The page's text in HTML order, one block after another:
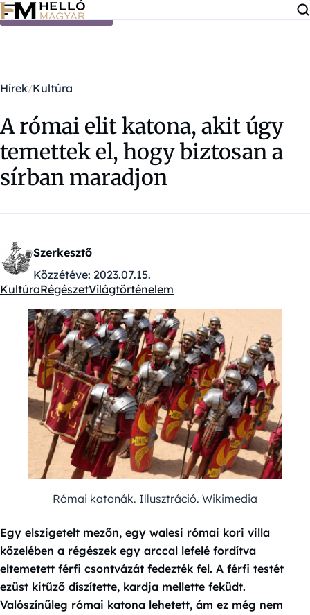
Ugrás a tartalomra
Hírek Kultúra
A római elit katona, akit úgy
temettek el, hogy biztosan a
sírban maradjon
Szerkesztő
Közzétéve: 2023.07.15.
Kategóriák:
KultúraRégészetVilágtörténelem
Római katonák. Illusztráció. Wikimedia
Egy elszigetelt mezőn, egy walesi római kori villa
közelében a régészek egy arccal lefelé fordítva
eltemetett férfi csontvázát fedezték fel. A férfi testét
ezüst kitűző díszítette, kardja mellette feküdt.
Valószínűleg római katona lehetett, ám ez még nem